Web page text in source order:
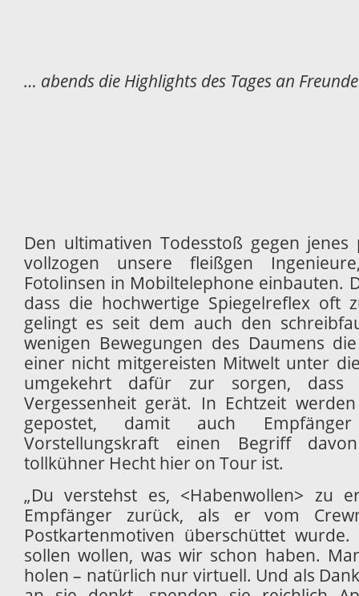
… abends die Highlights des Tages an
Den ultimativen Todesstoß gegen jenes
vollzogen unsere fleißgen
Fotolinsen in Mobiltelephone einbauten.
dass die hochwertige Spiegelreflex oft
gelingt es seit dem auch den
wenigen Bewegungen des Daumens
einer nicht mitgereisten Mitwelt unter
umgekehrt dafür zur sorgen,
Vergessenheit gerät. In Echtzeit
gepostet, damit auch
Vorstellungskraft einen Begriff
tollkühner Hecht hier on Tour ist.
„Du verstehst es, <Habenwollen> zu
Empfänger zurück, als er vom
Postkartenmotiven überschüttet
sollen wollen, was wir schon haben.
holen – natürlich nur virtuell. Und als